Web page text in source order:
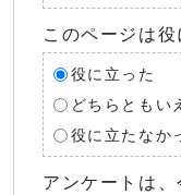
このページは役
役に立った
どちらともい
役に立たなか
アンケートは